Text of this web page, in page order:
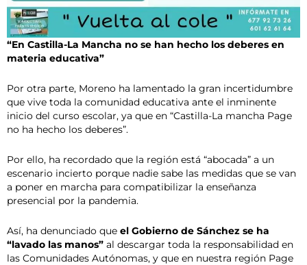
“En Castilla-La Mancha no se han hecho los deberes en
materia educativa”
Por otra parte, Moreno ha lamentado la gran incertidumbre
que vive toda la comunidad educativa ante el inminente
inicio del curso escolar, ya que en “Castilla-La mancha Page
no ha hecho los deberes”.
Por ello, ha recordado que la región está “abocada” a un
escenario incierto porque nadie sabe las medidas que se van
a poner en marcha para compatibilizar la enseñanza
presencial por la pandemia.
Así, ha denunciado que el Gobierno de Sánchez se ha
“lavado las manos” al descargar toda la responsabilidad en
las Comunidades Autónomas, y que en nuestra región Page